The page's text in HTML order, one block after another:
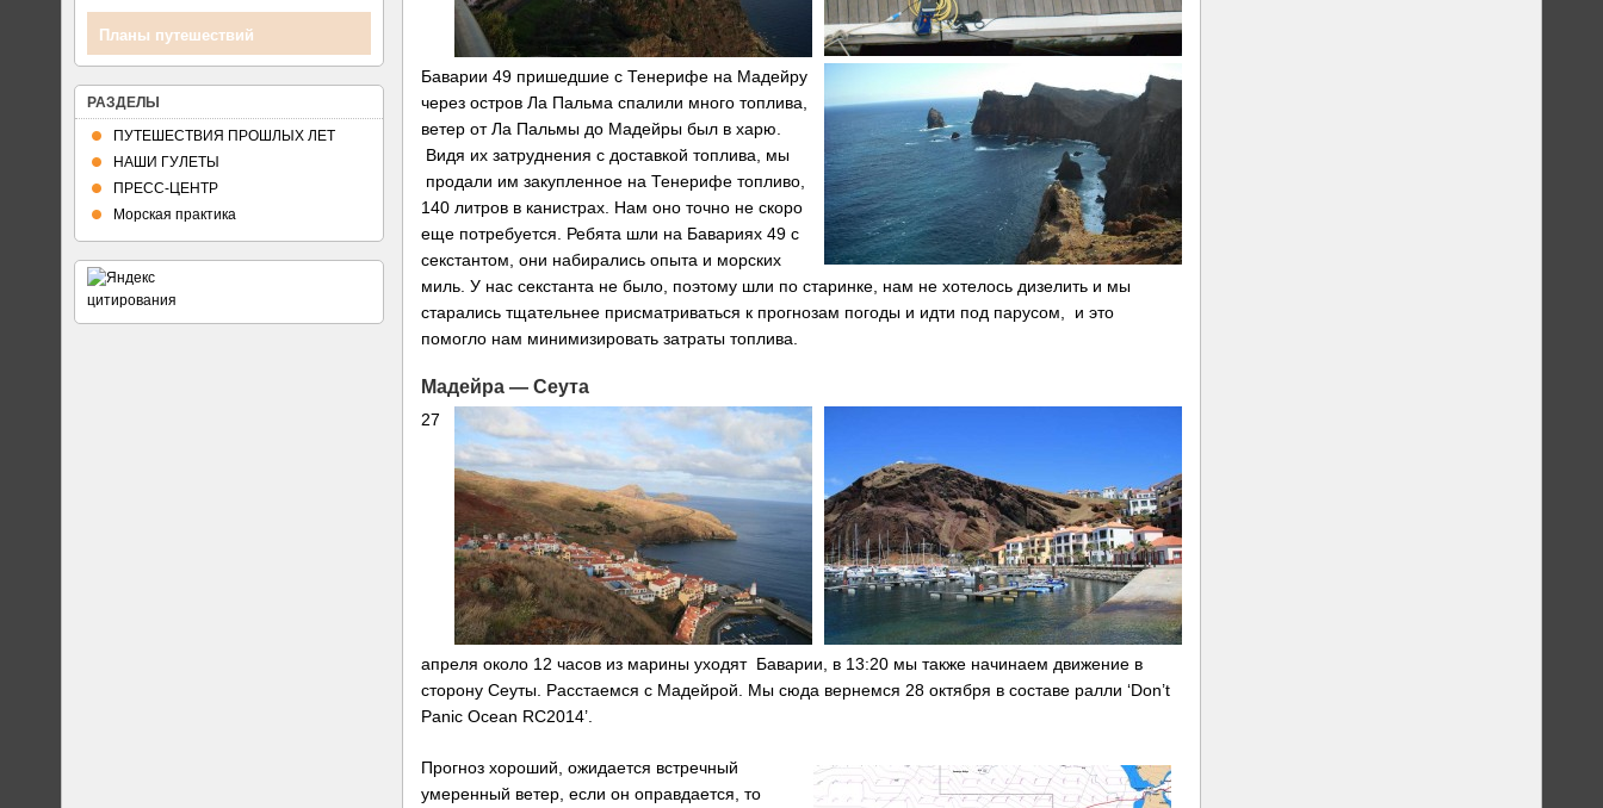
Баварии 49 пришедшие с Тенерифе на Мадейру
через остров Ла Пальма спалили много топлива,
ветер от Ла Пальмы до Мадейры был в харю.
Видя их затруднения с доставкой топлива, мы
продали им закупленное на Тенерифе топливо,
140 литров в канистрах. Нам оно точно не скоро
еще потребуется. Ребята шли на Бавариях 49 с
секстантом, они набирались опыта и морских
миль. У нас секстанта не было, поэтому шли по старинке, нам не хотелось дизелить и мы
старались тщательнее присматриваться к прогнозам погоды и идти под парусом, и это
помогло нам минимизировать затраты топлива.
Мадейра — Сеута
27
апреля около 12 часов из марины уходят Баварии, в 13:20 мы также начинаем движение в
сторону Сеуты. Расстаемся с Мадейрой. Мы сюда вернемся 28 октября в составе ралли ‘Don’t
Panic Ocean RC2014’.
Прогноз хороший, ожидается встречный
умеренный ветер, если он оправдается, то
Планы путешествий
РАЗДЕЛЫ
ПУТЕШЕСТВИЯ ПРОШЛЫХ ЛЕТ
НАШИ ГУЛЕТЫ
ПРЕСС-ЦЕНТР
Морская практика